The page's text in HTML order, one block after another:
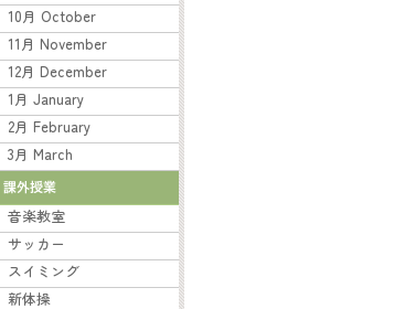
10月 October
11月 November
12月 December
1月 January
2月 February
3月 March
音楽教室
サッカー
スイミング
新体操